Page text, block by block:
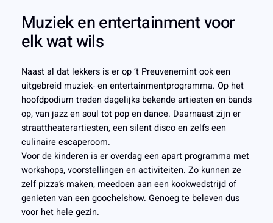
Muziek en entertainment voor
elk wat wils
Naast al dat lekkers is er op ’t Preuvenemint ook een
uitgebreid muziek- en entertainmentprogramma. Op het
hoofdpodium treden dagelijks bekende artiesten en bands
op, van jazz en soul tot pop en dance. Daarnaast zijn er
straattheaterartiesten, een silent disco en zelfs een
culinaire escaperoom.
Voor de kinderen is er overdag een apart programma met
workshops, voorstellingen en activiteiten. Zo kunnen ze
zelf pizza’s maken, meedoen aan een kookwedstrijd of
genieten van een goochelshow. Genoeg te beleven dus
voor het hele gezin.